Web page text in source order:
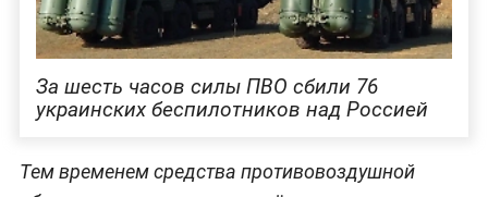
За шесть часов силы ПВО сбили 76
украинских беспилотников над Россией
Тем временем средства противовоздушной